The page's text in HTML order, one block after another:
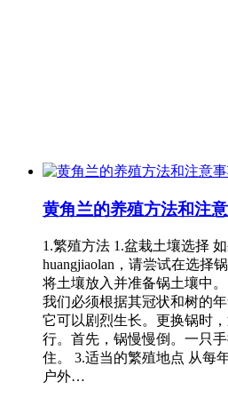
黄角兰的养殖方法和注
1.繁殖方法 1.盆栽土壤选择
huangjiaolan，请尝试在选择
将土壤放入并准备锅土壤中
我们必须根据其冠状和树的
它可以剧烈生长。更换锅时
行。首先，锅慢慢倒。一只
住。 3.适当的繁殖地点 从每
户外…